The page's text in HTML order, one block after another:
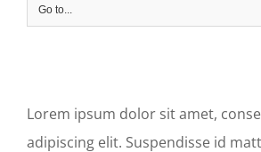
Go to...
Lorem ipsum dolor sit amet,
adipiscing elit. Suspendisse id